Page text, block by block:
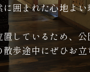
囲まれた心地よい
しているため、
散歩途中にぜひお